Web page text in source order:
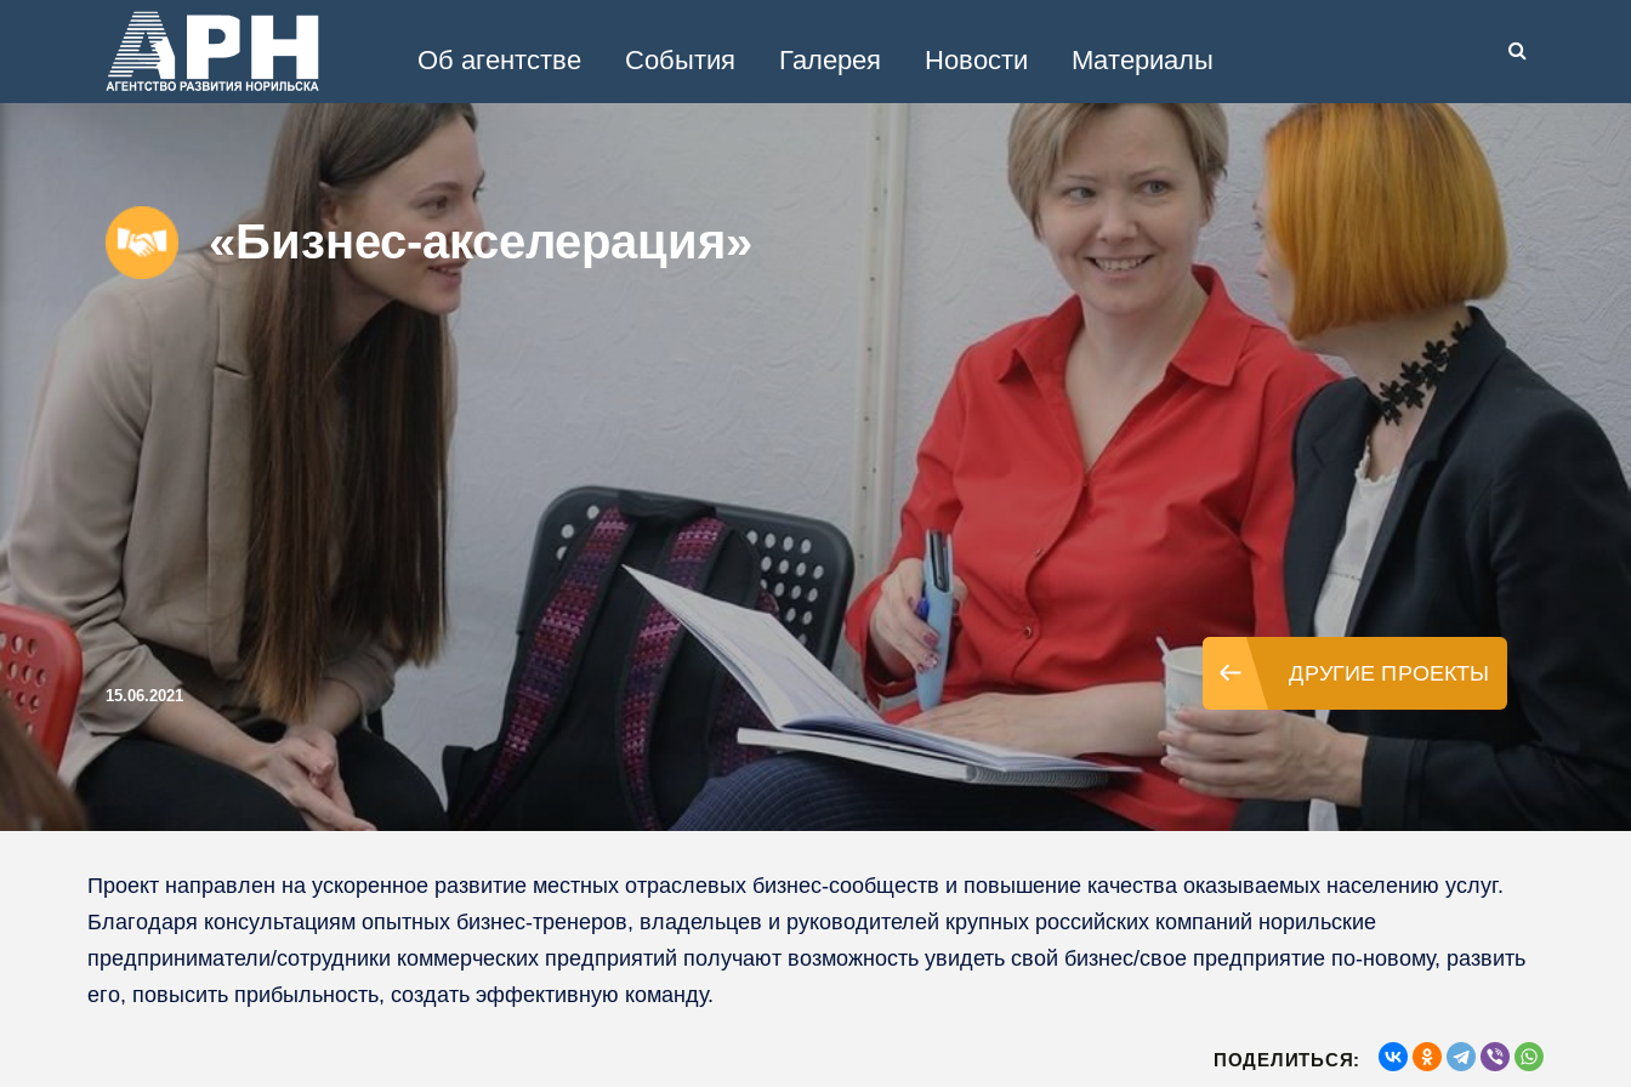
Об агентстве События Галерея Новости Материалы
«Бизнес-акселерация»
15.06.2021
ДРУГИЕ ПРОЕКТЫ
Проект направлен на ускоренное развитие местных отраслевых бизнес-сообществ и повышение качества оказываемых населению услуг.
Благодаря консультациям опытных бизнес-тренеров, владельцев и руководителей крупных российских компаний норильские
предприниматели/сотрудники коммерческих предприятий получают возможность увидеть свой бизнес/свое предприятие по-новому, развить
его, повысить прибыльность, создать эффективную команду.
ПОДЕЛИТЬСЯ: